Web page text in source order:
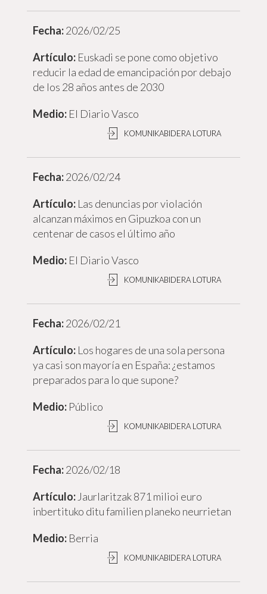
2026/02/25
Euskadi se pone como objetivo
reducir la edad de emancipación por debajo
de los 28 años antes de 2030
El Diario Vasco
KOMUNIKABIDERA LOTURA
2026/02/24
Las denuncias por violación
alcanzan máximos en Gipuzkoa con un
centenar de casos el último año
El Diario Vasco
KOMUNIKABIDERA LOTURA
2026/02/21
Los hogares de una sola persona
ya casi son mayoría en España: ¿estamos
preparados para lo que supone?
Público
KOMUNIKABIDERA LOTURA
2026/02/18
Jaurlaritzak 871 milioi euro
inbertituko ditu familien planeko neurrietan
Berria
KOMUNIKABIDERA LOTURA